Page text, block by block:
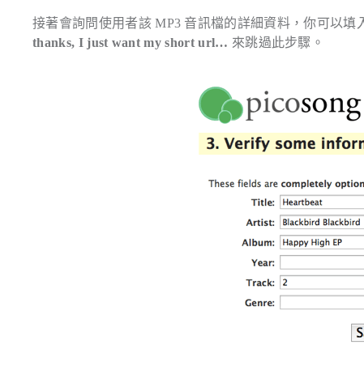
接著會詢問使用者該 MP3 音訊檔的詳細資料，你可以
thanks, I just want my short url… 來跳過此步驟。